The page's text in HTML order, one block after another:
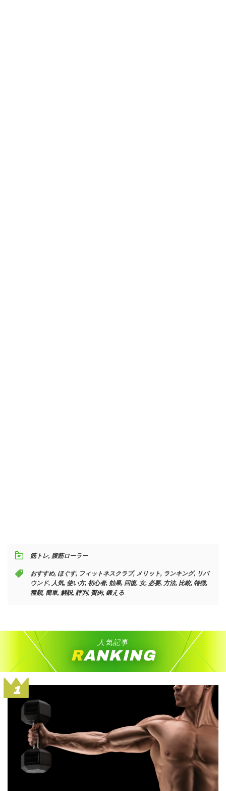
筋トレ, 腹筋ローラー
おすすめ, ほぐす, フィットネスクラブ, メリット, ランキング, リバ
ウンド, 人気, 使い方, 初心者, 効果, 回復, 女, 必要, 方法, 比較, 特徴,
種類, 簡単, 解説, 評判, 贅肉, 鍛える
人気記事
RANKING
1